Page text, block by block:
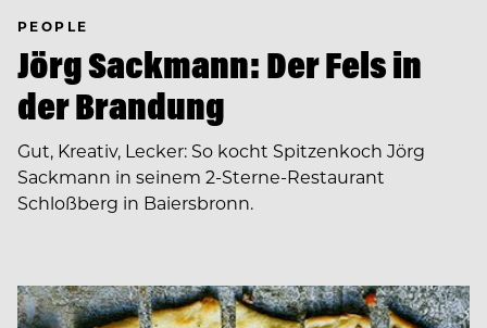
PEOPLE
Jörg Sackmann: Der Fels in
der Brandung
Gut, Kreativ, Lecker: So kocht Spitzenkoch Jörg
Sackmann in seinem 2-Sterne-Restaurant
Schloßberg in Baiersbronn.